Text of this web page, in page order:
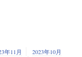
年11月
2023年10月